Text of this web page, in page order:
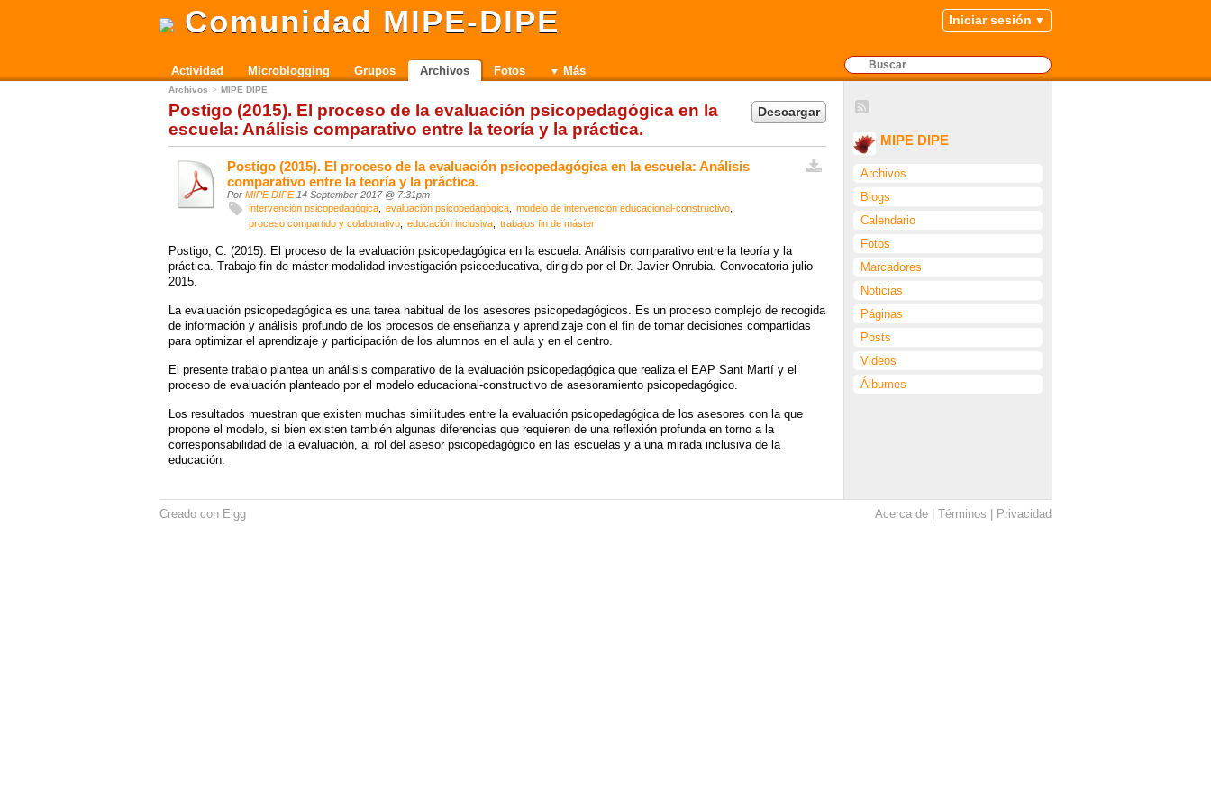
Comunidad MIPE-DIPE Iniciar sesión
Actividad Microblogging Grupos Archivos Fotos Más
MIPE DIPE
Archivos
Blogs
Calendario
Fotos
Marcadores
Noticias
Páginas
Posts
Videos
Álbumes
Archivos MIPE DIPE
Descargar
Postigo (2015). El proceso de la evaluación psicopedagógica en la
escuela: Análisis comparativo entre la teoría y la práctica.
Postigo (2015). El proceso de la evaluación psicopedagógica en la escuela: Análisis
comparativo entre la teoría y la práctica.
Por MIPE DIPE14 September 2017 @ 7:31pm
intervención psicopedagógica
evaluación psicopedagógica
modelo de intervención educacional-constructivo
proceso compartido y colaborativo
educación inclusiva trabajos fin de máster
Postigo, C. (2015). El proceso de la evaluación psicopedagógica en la escuela: Análisis comparativo entre la teoría y la
práctica. Trabajo fin de máster modalidad investigación psicoeducativa, dirigido por el Dr. Javier Onrubia. Convocatoria julio
2015.
La evaluación psicopedagógica es una tarea habitual de los asesores psicopedagógicos. Es un proceso complejo de recogida
de información y análisis profundo de los procesos de enseñanza y aprendizaje con el fin de tomar decisiones compartidas
para optimizar el aprendizaje y participación de los alumnos en el aula y en el centro.
El presente trabajo plantea un análisis comparativo de la evaluación psicopedagógica que realiza el EAP Sant Martí y el
proceso de evaluación planteado por el modelo educacional-constructivo de asesoramiento psicopedagógico.
Los resultados muestran que existen muchas similitudes entre la evaluación psicopedagógica de los asesores con la que
propone el modelo, si bien existen también algunas diferencias que requieren de una reflexión profunda en torno a la
corresponsabilidad de la evaluación, al rol del asesor psicopedagógico en las escuelas y a una mirada inclusiva de la
educación.
Acerca de Términos Privacidad
Creado con Elgg